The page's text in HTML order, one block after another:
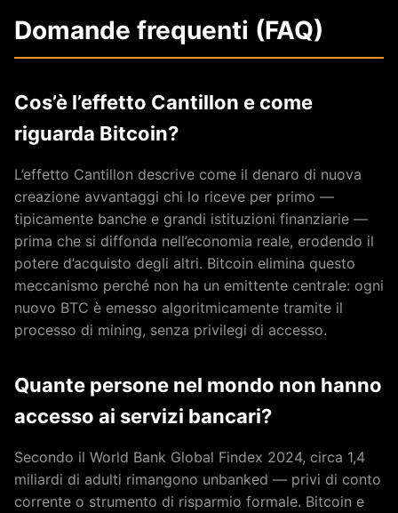
Domande frequenti (FAQ)
Cos’è l’effetto Cantillon e come
riguarda Bitcoin?
L’effetto Cantillon descrive come il denaro di nuova
creazione avvantaggi chi lo riceve per primo —
tipicamente banche e grandi istituzioni finanziarie —
prima che si diffonda nell’economia reale, erodendo il
potere d’acquisto degli altri. Bitcoin elimina questo
meccanismo perché non ha un emittente centrale: ogni
nuovo BTC è emesso algoritmicamente tramite il
processo di mining, senza privilegi di accesso.
Quante persone nel mondo non hanno
accesso ai servizi bancari?
Secondo il World Bank Global Findex 2024, circa 1,4
miliardi di adulti rimangono unbanked — privi di conto
corrente o strumento di risparmio formale. Bitcoin e